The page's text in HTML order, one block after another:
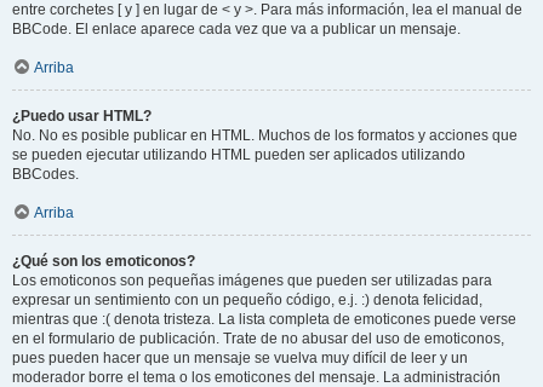
entre corchetes [ y ] en lugar de < y >. Para más información, lea el manual de
BBCode. El enlace aparece cada vez que va a publicar un mensaje.
Arriba
¿Puedo usar HTML?
No. No es posible publicar en HTML. Muchos de los formatos y acciones que
se pueden ejecutar utilizando HTML pueden ser aplicados utilizando
BBCodes.
Arriba
¿Qué son los emoticonos?
Los emoticonos son pequeñas imágenes que pueden ser utilizadas para
expresar un sentimiento con un pequeño código, e.j. :) denota felicidad,
mientras que :( denota tristeza. La lista completa de emoticones puede verse
en el formulario de publicación. Trate de no abusar del uso de emoticonos,
pues pueden hacer que un mensaje se vuelva muy difícil de leer y un
moderador borre el tema o los emoticones del mensaje. La administración